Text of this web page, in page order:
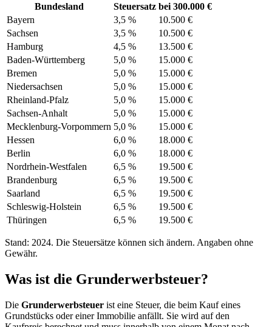
Bundesland Steuersatz bei 300.000 €
Bayern
3,5 %
10.500 €
Sachsen
3,5 %
10.500 €
Hamburg
4,5 %
13.500 €
Baden-Württemberg
5,0 %
15.000 €
Bremen
5,0 %
15.000 €
Niedersachsen
5,0 %
15.000 €
Rheinland-Pfalz
5,0 %
15.000 €
Sachsen-Anhalt
5,0 %
15.000 €
Mecklenburg-Vorpommern 5,0 %
15.000 €
Hessen
6,0 %
18.000 €
Berlin
6,0 %
18.000 €
Nordrhein-Westfalen
6,5 %
19.500 €
Brandenburg
6,5 %
19.500 €
Saarland
6,5 %
19.500 €
Schleswig-Holstein
6,5 %
19.500 €
Thüringen
6,5 % 19.500 €
Stand: 2024. Die Steuersätze können sich ändern. Angaben ohne
Gewähr.
Was ist die Grunderwerbsteuer?
Die Grunderwerbsteuer ist eine Steuer, die beim Kauf eines
Grundstücks oder einer Immobilie anfällt. Sie wird auf den